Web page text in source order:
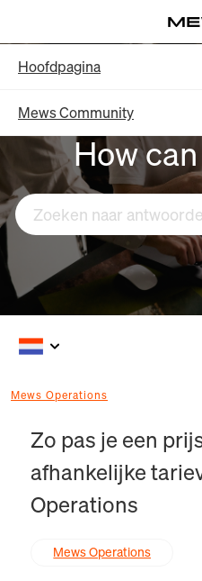
naar
hoofdinhoud
Hoofdpagina
Mews Community
How
Mews Operations
Zo pas je een
afhankelijke
Operations
Mews Operations